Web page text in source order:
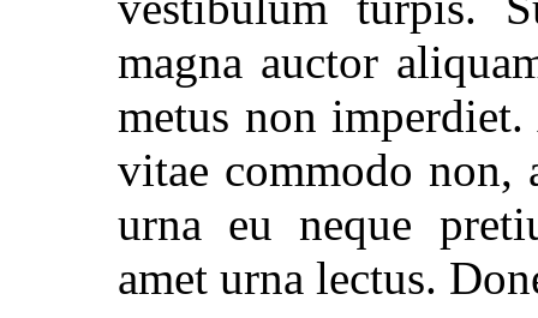
magna auctor
metus non
vitae commodo non,
urna eu neque
amet urna lectus.